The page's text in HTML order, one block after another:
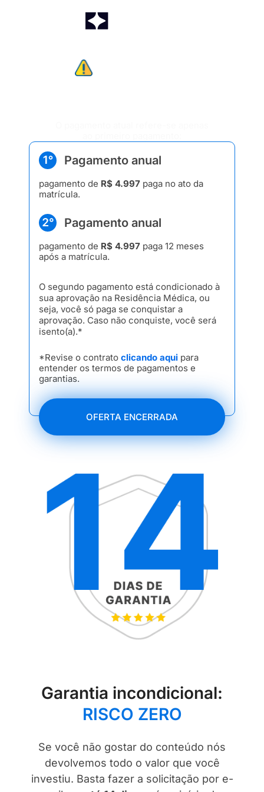
Pagamento anual
pagamento de R$ 4.997 paga no ato da
matrícula.
Pagamento anual
pagamento de R$ 4.997 paga 12 meses
após a matrícula.
O segundo pagamento está condicionado à
sua aprovação na Residência Médica, ou
seja, você só paga se conquistar a
aprovação. Caso não conquiste, você será
isento(a).*
*Revise o contrato clicando aqui para
entender os termos de pagamentos e
garantias.
OFERTA ENCERRADA
Garantia incondicional:
RISCO ZERO
Se você não gostar do conteúdo nós
devolvemos todo o valor que você
investiu. Basta fazer a solicitação por e-